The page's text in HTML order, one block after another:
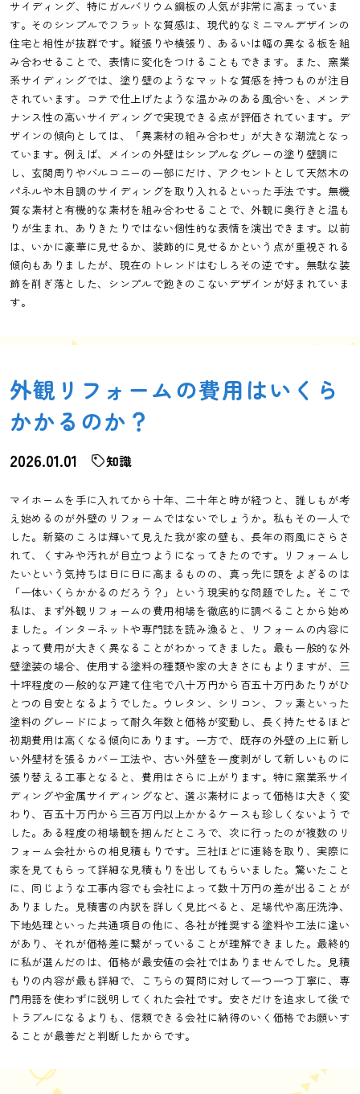
サイディング、特にガルバリウム鋼板の人気が非常に高まっていま
す。そのシンプルでフラットな質感は、現代的なミニマルデザインの
住宅と相性が抜群です。縦張りや横張り、あるいは幅の異なる板を組
み合わせることで、表情に変化をつけることもできます。また、窯業
系サイディングでは、塗り壁のようなマットな質感を持つものが注目
されています。コテで仕上げたような温かみのある風合いを、メンテ
ナンス性の高いサイディングで実現できる点が評価されています。デ
ザインの傾向としては、「異素材の組み合わせ」が大きな潮流となっ
ています。例えば、メインの外壁はシンプルなグレーの塗り壁調に
し、玄関周りやバルコニーの一部にだけ、アクセントとして天然木の
パネルや木目調のサイディングを取り入れるといった手法です。無機
質な素材と有機的な素材を組み合わせることで、外観に奥行きと温も
りが生まれ、ありきたりではない個性的な表情を演出できます。以前
は、いかに豪華に見せるか、装飾的に見せるかという点が重視される
傾向もありましたが、現在のトレンドはむしろその逆です。無駄な装
飾を削ぎ落とした、シンプルで飽きのこないデザインが好まれていま
す。
外観リフォームの費用はいくら
かかるのか？
2026.01.01 知識
マイホームを手に入れてから十年、二十年と時が経つと、誰しもが考
え始めるのが外壁のリフォームではないでしょうか。私もその一人で
した。新築のころは輝いて見えた我が家の壁も、長年の雨風にさらさ
れて、くすみや汚れが目立つようになってきたのです。リフォームし
たいという気持ちは日に日に高まるものの、真っ先に頭をよぎるのは
「一体いくらかかるのだろう？」という現実的な問題でした。そこで
私は、まず外観リフォームの費用相場を徹底的に調べることから始め
ました。インターネットや専門誌を読み漁ると、リフォームの内容に
よって費用が大きく異なることがわかってきました。最も一般的な外
壁塗装の場合、使用する塗料の種類や家の大きさにもよりますが、三
十坪程度の一般的な戸建て住宅で八十万円から百五十万円あたりがひ
とつの目安となるようでした。ウレタン、シリコン、フッ素といった
塗料のグレードによって耐久年数と価格が変動し、長く持たせるほど
初期費用は高くなる傾向にあります。一方で、既存の外壁の上に新し
い外壁材を張るカバー工法や、古い外壁を一度剥がして新しいものに
張り替える工事となると、費用はさらに上がります。特に窯業系サイ
ディングや金属サイディングなど、選ぶ素材によって価格は大きく変
わり、百五十万円から三百万円以上かかるケースも珍しくないようで
した。ある程度の相場観を掴んだところで、次に行ったのが複数のリ
フォーム会社からの相見積もりです。三社ほどに連絡を取り、実際に
家を見てもらって詳細な見積もりを出してもらいました。驚いたこと
に、同じような工事内容でも会社によって数十万円の差が出ることが
ありました。見積書の内訳を詳しく見比べると、足場代や高圧洗浄、
下地処理といった共通項目の他に、各社が推奨する塗料や工法に違い
があり、それが価格差に繋がっていることが理解できました。最終的
に私が選んだのは、価格が最安値の会社ではありませんでした。見積
もりの内容が最も詳細で、こちらの質問に対して一つ一つ丁寧に、専
門用語を使わずに説明してくれた会社です。安さだけを追求して後で
トラブルになるよりも、信頼できる会社に納得のいく価格でお願いす
ることが最善だと判断したからです。